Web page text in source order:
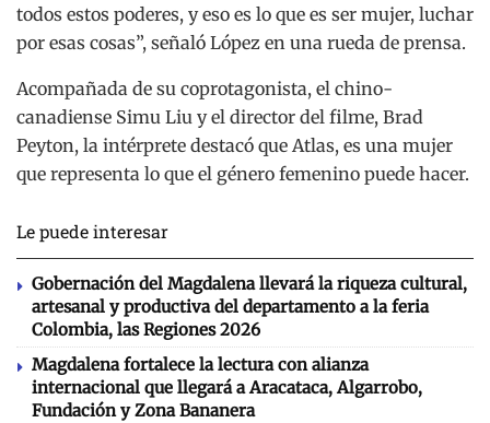
todos estos poderes, y eso es lo que es ser mujer, luchar
por esas cosas”, señaló López en una rueda de prensa.
Acompañada de su coprotagonista, el chino-
canadiense Simu Liu y el director del filme, Brad
Peyton, la intérprete destacó que Atlas, es una mujer
que representa lo que el género femenino puede hacer.
Le puede interesar
Gobernación del Magdalena llevará la riqueza cultural,
artesanal y productiva del departamento a la feria
Colombia, las Regiones 2026
Magdalena fortalece la lectura con alianza
internacional que llegará a Aracataca, Algarrobo,
Fundación y Zona Bananera